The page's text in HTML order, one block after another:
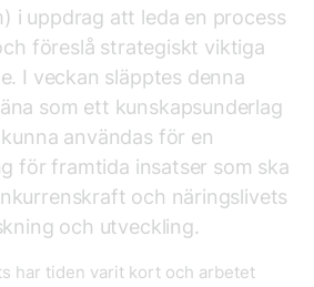
i uppdrag att leda en process
föreslå strategiskt viktiga
I veckan släpptes denna
som ett kunskapsunderlag
användas för en
för framtida insatser som ska
och näringslivets
och utveckling.
har tiden varit kort och arbetet